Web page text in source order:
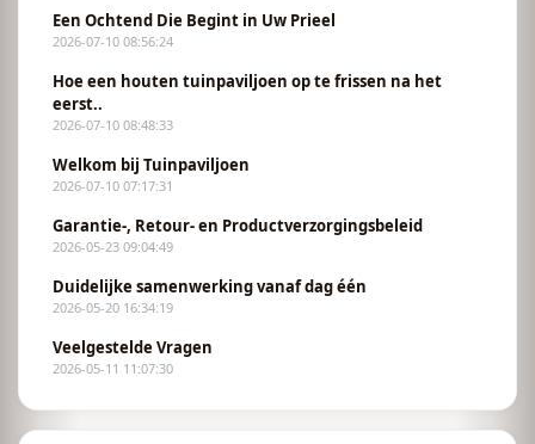
Een Ochtend Die Begint in Uw Prieel
2026-07-10 08:56:24
Hoe een houten tuinpaviljoen op te frissen na het
eerst..
2026-07-10 08:48:33
Welkom bij Tuinpaviljoen
2026-07-10 07:17:31
Garantie-, Retour- en Productverzorgingsbeleid
2026-05-23 09:04:49
Duidelijke samenwerking vanaf dag één
2026-05-20 16:34:19
Veelgestelde Vragen
2026-05-11 11:07:30